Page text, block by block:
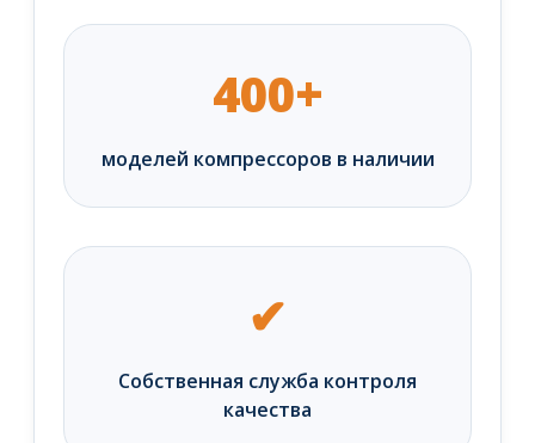
400+
моделей компрессоров в наличии
✔
Собственная служба контроля
качества